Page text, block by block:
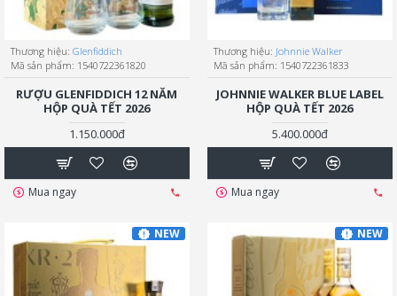
Thương hiệu: Glenfiddich
Mã sản phẩm: 1540722361820
RƯỢU GLENFIDDICH 12 NĂM
HỘP QUÀ TẾT 2026
1.150.000đ
Mua ngay
Thương hiệu: Johnnie Walker
Mã sản phẩm: 1540722361833
JOHNNIE WALKER BLUE LABEL
HỘP QUÀ TẾT 2026
5.400.000đ
Mua ngay
NEW NEW